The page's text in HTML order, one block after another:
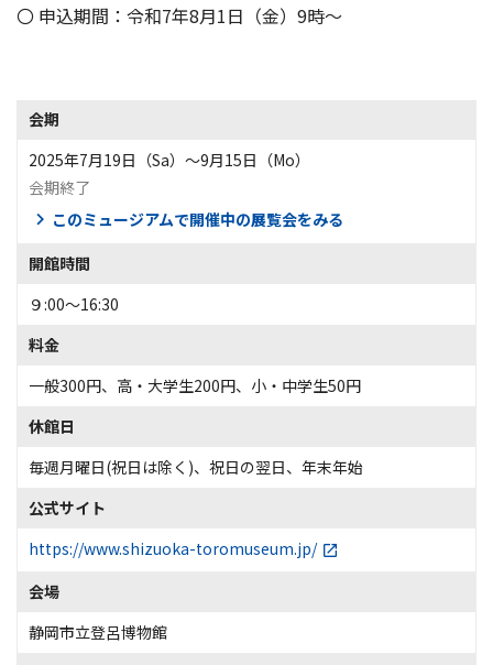
〇 申込期間：令和7年8月1日（金）9時～
会期
2025年7月19日（Sa）〜9月15日（Mo）
会期終了
このミュージアムで開催中の展覧会をみる
開館時間
９:00～16:30
料金
一般300円、高・大学生200円、小・中学生50円
休館日
毎週月曜日(祝日は除く)、祝日の翌日、年末年始
公式サイト
https://www.shizuoka-toromuseum.jp/
会場
静岡市立登呂博物館